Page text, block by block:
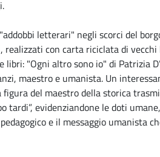
letterari" negli scorci del
realizzati con carta riciclata di
libri: "Ogni altro sono io" di Patrizia
maestro e umanista. Un
figura del maestro della storica
tardi”, evidenziandone le doti
e il messaggio umanista